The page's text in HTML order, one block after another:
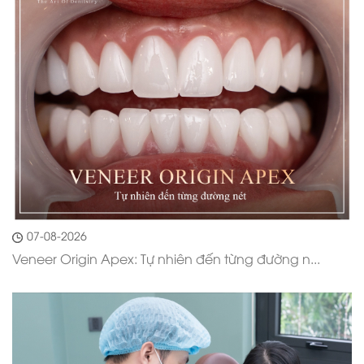
07-08-2026
Veneer Origin Apex: Tự nhiên đến từng đường n...